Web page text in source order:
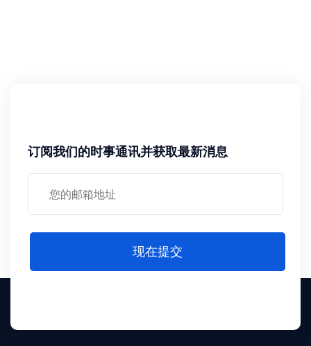
订阅我们的时事通讯并获取最新消息
现在提交